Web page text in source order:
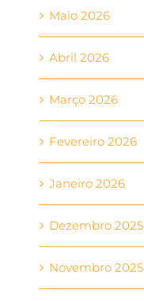
Maio 2026
Abril 2026
Março 2026
Fevereiro 2026
Janeiro 2026
Dezembro 2025
Novembro 2025